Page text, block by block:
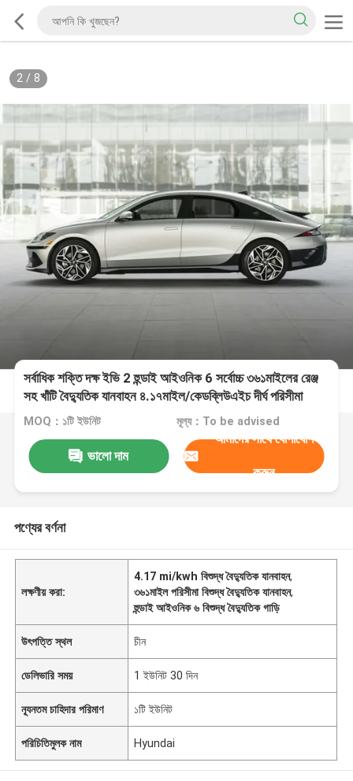
2/ 8
সর্বাধিক শক্তি দক্ষ ইভি 2 হুন্ডাই আইওনিক 6 সর্বোচ্চ ৩৬১মাইলের রেঞ্জ
সহ খাঁটি বৈদ্যুতিক যানবাহন ৪.১৭মাইল/কেডব্লিউএইচ দীর্ঘ পরিসীমা
MOQ：১টি ইউনিট মূল্য：To be advised
ভালো দাম
আমাদের সাথে যোগাযোগ
করুন
পণ্যের বর্ণনা
লক্ষণীয় করা:
4.17 mi/kwh বিশুদ্ধ বৈদ্যুতিক যানবাহন,
৩৬১মাইল পরিসীমা বিশুদ্ধ বৈদ্যুতিক যানবাহন,
হুন্ডাই আইওনিক ৬ বিশুদ্ধ বৈদ্যুতিক গাড়ি
উৎপত্তি স্থল চীন
ডেলিভারি সময় 1 ইউনিট 30 দিন
ন্যূনতম চাহিদার পরিমাণ ১টি ইউনিট
পরিচিতিমুলক নাম Hyundai